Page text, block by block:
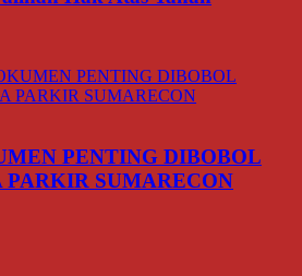
PENTING DIBOBOL
SUMARECON